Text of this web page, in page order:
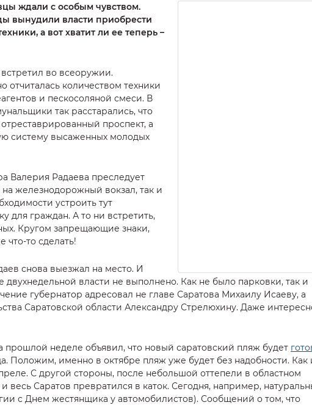
ждали с особым чувством.
вынудили власти приобрести
а вот хватит ли ее теперь –
во всеоружии.
количеством техники
и пескосоляной смеси. В
так расстарались, что
проспект, а
систему высаженных молодых
Валерия Радаева преследует
железнодорожный вокзал, так и
устроить тут
для граждан. А то ни встретить,
Кругом запрещающие знаки,
то сделать!
снова выезжал на место. И
двухнедельной власти не выполнено. Как не было парковки, так и
губернатор адресовал не главе Саратова Михаилу Исаеву, а
Саратовской области Александру Стрелюхину. Даже
прошлой неделе объявил, что новый саратовский пляж будет
Положим, именно в октябре пляж уже будет без надобности. Как
С другой стороны, после небольшой оттепели в областном
весь Саратов превратился в каток. Сегодня, например,
с Днем жестянщика у автомобилистов). Сообщений о том, что